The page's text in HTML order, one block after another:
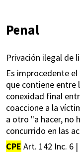
Penal
Privación ilegal de
Es improcedente
que contiene entre
conexidad final
coaccione a la
a otro "a hacer, no
concurrido en las
CPE Art. 142 Inc. 6 |